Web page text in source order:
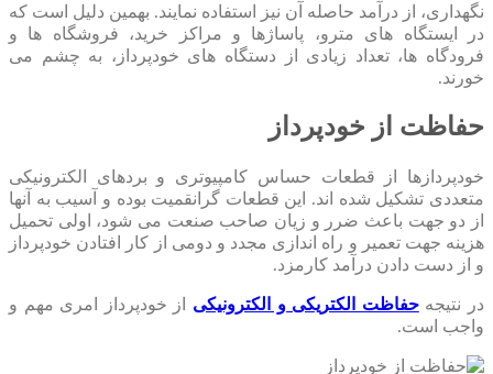
نگهداری، از درآمد حاصله آن نیز استفاده نمایند. بهمین دلیل است که
در ایستگاه های مترو، پاساژها و مراکز خرید، فروشگاه ها و
فرودگاه ها، تعداد زیادی از دستگاه های خودپرداز، به چشم می
خورند.
حفاظت از خودپرداز
خودپردازها از قطعات حساس کامپیوتری و بردهای الکترونیکی
متعددی تشکیل شده اند. این قطعات گرانقمیت بوده و آسیب به آنها
از دو جهت باعث ضرر و زیان صاحب صنعت می شود، اولی تحمیل
هزینه جهت تعمیر و راه اندازی مجدد و دومی از کار افتادن خودپرداز
و از دست دادن درآمد کارمزد.
در نتیجهحفاظت الکتریکی و الکترونیکی از خودپرداز امری مهم و
واجب است.